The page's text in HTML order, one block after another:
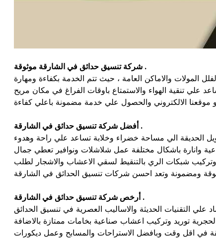
شركة تنسيق حدائق في الشارقة موثوقة .
والاماكن العامة ، حيث تتم الخدمة بكفاءة ومهارة
علي تنقية الهواء والاستمتاع باوقات الفراغ في مكان مريح
أفضل شركة تنسيق حدائق في الشارقة .
الحديقة الي مساحة خضراء وخلابة تساعد علي راحة وهدوء
وانارة باشكال مختلفة عمل شلاشلات ونوافير تعطي جمال
شبكات الري بالتنقيط لسقي الاعشاب والاشجار لطلب
أرخص شركة تنسيق حدائق في الشارقة .
علي التقنيات الحديثة والاساليب العصرية في تنسيق الحدائق
توريد وتركيب اعشاب صناعية بخامات ممتازة بالاضافة
في اقل وقت وبافضل الاستراحات والمسابح وعمل ديكورات